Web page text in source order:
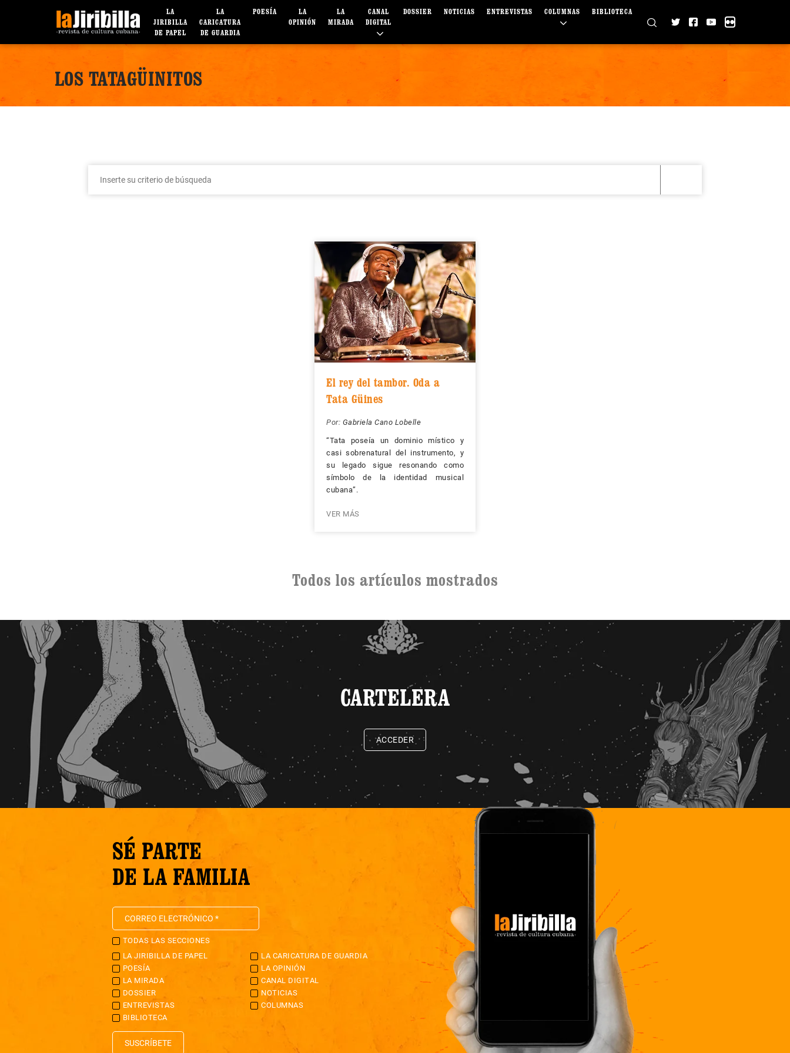
LA
JIRIBILLA
DE PAPEL
LA
CARICATURA
DE GUARDIA
POESÍA
LA
OPINIÓN
LA
MIRADA
CANAL
DIGITAL
DOSSIER NOTICIAS ENTREVISTAS COLUMNAS BIBLIOTECA
LOS TATAGÜINITOS
El rey del tambor. Oda a
Tata Güines
Por: Gabriela Cano Lobelle
“Tata poseía un dominio místico y
casi sobrenatural del instrumento, y
su legado sigue resonando como
símbolo de la identidad musical
cubana”.
VER MÁS
Todos los artículos mostrados
CARTELERA
ACCEDER
SÉ PARTE
DE LA FAMILIA
TODAS LAS SECCIONES
LA JIRIBILLA DE PAPEL
LA CARICATURA DE GUARDIA
POESÍA
LA OPINIÓN
LA MIRADA
CANAL DIGITAL
DOSSIER
NOTICIAS
ENTREVISTAS
COLUMNAS
BIBLIOTECA
SUSCRÍBETE